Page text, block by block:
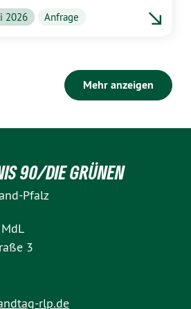
2026 Anfrage
Mehr anzeigen
90/DIE GRÜNEN
Pfalz
3
rlp.de